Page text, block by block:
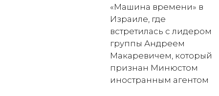
«Машина времени» в
Израиле, где
встретилась с лидером
группы Андреем
Макаревичем, который
признан Минюстом
иностранным агентом